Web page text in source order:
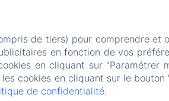
de tiers) pour comprendre et
en fonction de vos
en cliquant sur "Paramétrer
cookies en cliquant sur le
de confidentialité.